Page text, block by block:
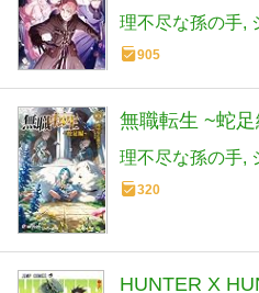
理不尽な孫の手
905
無職転生 ~蛇
理不尽な孫の手
320
HUNTER X